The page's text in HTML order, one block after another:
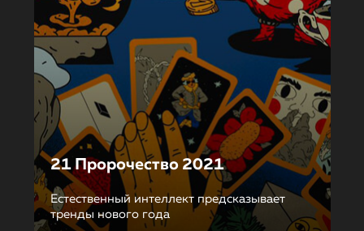
21 Пророчество 2021
Естественный интеллект предсказывает
тренды нового года